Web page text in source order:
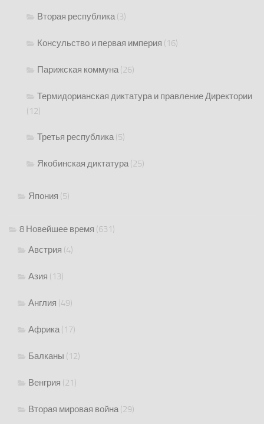
Вторая республика(3)
Консульство и первая империя (16)
Парижская коммуна(26)
Термидорианская диктатура и правление Директории
(12)
Третья республика(5)
Якобинская диктатура(25)
Япония (5)
8 Новейшее время (631)
Австрия (4)
Азия (13)
Англия (49)
Африка(17)
Балканы (12)
Венгрия (21)
Вторая мировая война(29)